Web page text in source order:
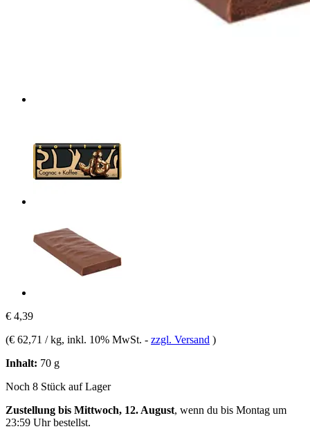
€ 4,39
(€ 62,71 / kg, inkl. 10% MwSt. - zzgl. Versand )
Inhalt: 70 g
Noch 8 Stück auf Lager
Zustellung bis Mittwoch, 12. August, wenn du bis Montag um
23:59 Uhrbestellst.